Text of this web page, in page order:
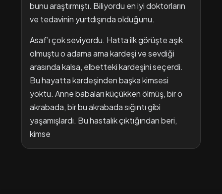
bunu araştırmıştı. Biliyordu en iyi doktorların
ve tedavinin yurtdışında olduğunu.
Asaf’ı çok seviyordu. Hatta ilk görüşte aşık
olmuştu o adama ama kardeşi ve sevdiği
arasında kalsa, elbetteki kardeşini seçerdi.
Bu hayatta kardeşinden başka kimsesi
yoktu. Anne babaları küçükken ölmüş, bir o
akrabada, bir bu akrabada sığıntı gibi
yaşamışlardı. Bu hastalık çıktığından beri,
kimse